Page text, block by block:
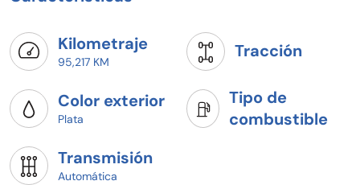
Kilometraje
95,217 KM
Tracción
Color exterior
Plata
Tipo de
combustible
Transmisión
Automática